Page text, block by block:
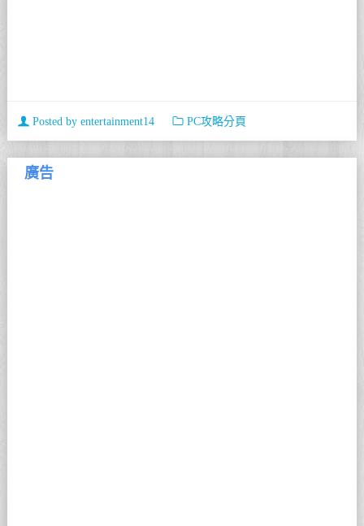
Posted by entertainment14 PC攻略分頁
廣告